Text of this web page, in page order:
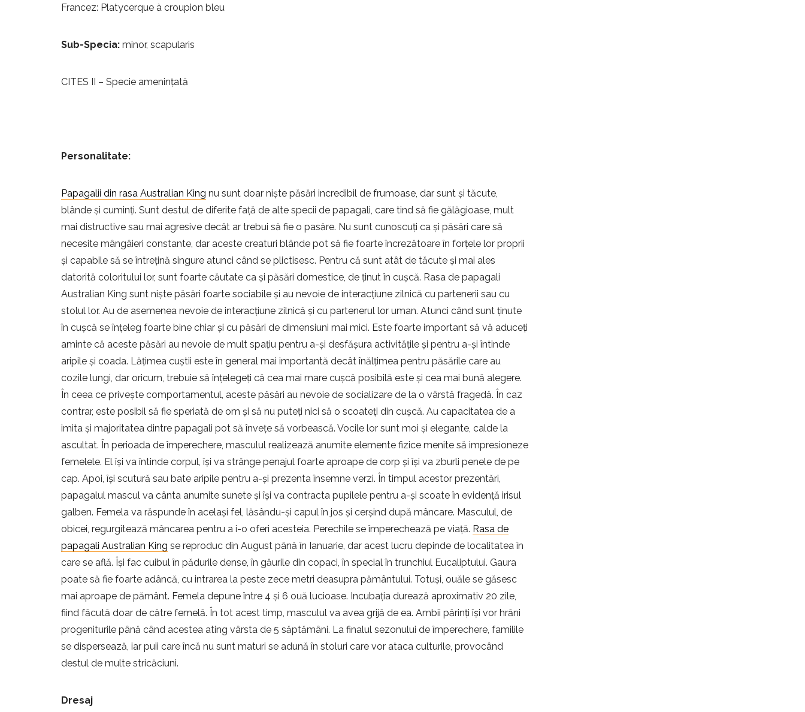
Francez: Platycerque à croupion bleu
Sub-Specia: minor, scapularis
CITES II – Specie amenințată
Personalitate:
Papagalii din rasa Australian King nu sunt doar niște păsări incredibil de frumoase, dar sunt și tăcute,
blânde și cuminți. Sunt destul de diferite față de alte specii de papagali, care tind să fie gălăgioase, mult
mai distructive sau mai agresive decât ar trebui să fie o pasăre. Nu sunt cunoscuți ca și păsări care să
necesite mângâieri constante, dar aceste creaturi blânde pot să fie foarte încrezătoare în forțele lor proprii
și capabile să se întrețină singure atunci când se plictisesc. Pentru că sunt atât de tăcute și mai ales
datorită coloritului lor, sunt foarte căutate ca și păsări domestice, de ținut în cușcă. Rasa de papagali
Australian King sunt niște păsări foarte sociabile și au nevoie de interacțiune zilnică cu partenerii sau cu
stolul lor. Au de asemenea nevoie de interacțiune zilnică și cu partenerul lor uman. Atunci când sunt ținute
în cușcă se înțeleg foarte bine chiar și cu păsări de dimensiuni mai mici. Este foarte important să vă aduceți
aminte că aceste păsări au nevoie de mult spațiu pentru a-și desfășura activitățile și pentru a-și întinde
aripile și coada. Lățimea cuștii este în general mai importantă decât înălțimea pentru păsările care au
cozile lungi, dar oricum, trebuie să înțelegeți că cea mai mare cușcă posibilă este și cea mai bună alegere.
În ceea ce privește comportamentul, aceste păsări au nevoie de socializare de la o vârstă fragedă. În caz
contrar, este posibil să fie speriată de om și să nu puteți nici să o scoateți din cușcă. Au capacitatea de a
imita și majoritatea dintre papagali pot să învețe să vorbească. Vocile lor sunt moi și elegante, calde la
ascultat. În perioada de împerechere, masculul realizează anumite elemente fizice menite să impresioneze
femelele. El își va întinde corpul, își va strânge penajul foarte aproape de corp și își va zburli penele de pe
cap. Apoi, își scutură sau bate aripile pentru a-și prezenta însemne verzi. În timpul acestor prezentări,
papagalul mascul va cânta anumite sunete și își va contracta pupilele pentru a-și scoate în evidență irisul
galben. Femela va răspunde în același fel, lăsându-și capul în jos și cerșind după mâncare. Masculul, de
obicei, regurgitează mâncarea pentru a i-o oferi acesteia. Perechile se împerechează pe viață. Rasa de
papagali Australian King se reproduc din August până în Ianuarie, dar acest lucru depinde de localitatea în
care se află. Își fac cuibul în pădurile dense, în găurile din copaci, în special în trunchiul Eucaliptului. Gaura
poate să fie foarte adâncă, cu intrarea la peste zece metri deasupra pământului. Totuși, ouăle se găsesc
mai aproape de pământ. Femela depune între 4 și 6 ouă lucioase. Incubația durează aproximativ 20 zile,
fiind făcută doar de către femelă. În tot acest timp, masculul va avea grijă de ea. Ambii părinți își vor hrăni
progeniturile până când acestea ating vârsta de 5 săptămâni. La finalul sezonului de împerechere, familile
se dispersează, iar puii care încă nu sunt maturi se adună în stoluri care vor ataca culturile, provocând
destul de multe stricăciuni.
Dresaj